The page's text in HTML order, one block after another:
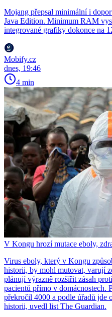
Mojang přepsal minimální i
Java Edition. Minimum RAM
integrované grafiky dokonce na
Mobify.cz
dnes, 19:46
4 min
V Kongu hrozí mutace eboly,
Virus eboly, který v Kongu
historii, by mohl mutovat, varují
plánují výrazně rozšířit zásah
pacientů přímo v domácnostech.
překročil 4000 a podle úřadů jde
historii, uvedl list The Guardian.